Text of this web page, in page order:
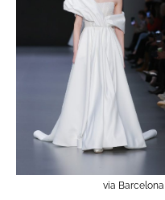
via